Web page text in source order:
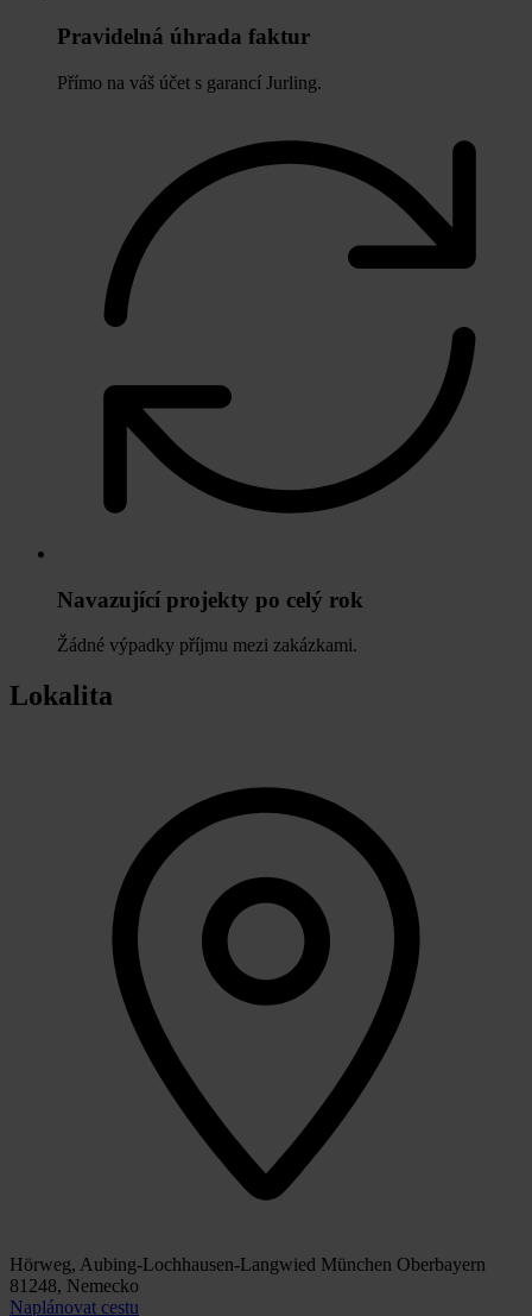
Pravidelná úhrada faktur
Přímo na váš účet s garancí Jurling.
Navazující projekty po celý rok
Žádné výpadky příjmu mezi zakázkami.
Lokalita
Hörweg, Aubing-Lochhausen-Langwied München Oberbayern
81248, Nemecko
Naplánovat cestu